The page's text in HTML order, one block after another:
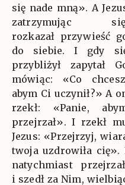
się nade mną». A
zatrzymując
rozkazał przywieść
do siebie. I gdy
przybliżył zapytał
mówiąc: «Co
abym Ci uczynił?» A
rzekł: «Panie,
przejrzał». I rzekł
Jezus: «Przejrzyj,
twoja uzdrowiła cię».
natychmiast
i szedł za Nim,